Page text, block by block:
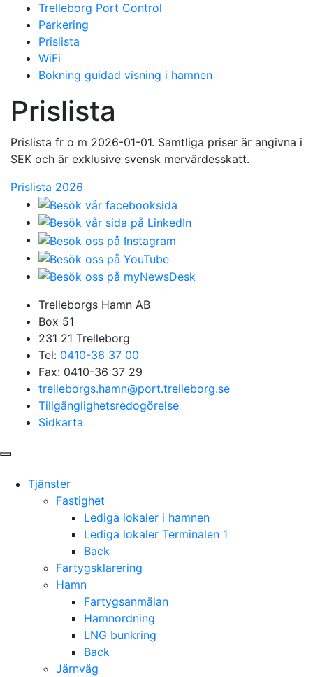
Trelleborg Port Control
Parkering
Prislista
WiFi
Bokning guidad visning i hamnen
Prislista
Prislista fr o m 2026-01-01. Samtliga priser är angivna i
SEK och är exklusive svensk mervärdesskatt.
Prislista 2026
Trelleborgs Hamn AB
Box 51
231 21 Trelleborg
Tel: 0410-36 37 00
Fax: 0410-36 37 29
trelleborgs.hamn@port.trelleborg.se
Tillgänglighetsredogörelse
Sidkarta
Tjänster
Fastighet
Lediga lokaler i hamnen
Lediga lokaler Terminalen 1
Back
Fartygsklarering
Hamn
Fartygsanmälan
Hamnordning
LNG bunkring
Back
Järnväg